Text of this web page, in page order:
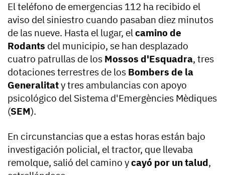
El teléfono de emergencias 112 ha recibido el
aviso del siniestro cuando pasaban diez minutos
de las nueve. Hasta el lugar, elcamino de
Rodants del municipio, se han desplazado
cuatro patrullas de los Mossos d'Esquadra, tres
dotaciones terrestres de los Bombers de la
Generalitaty tres ambulancias con apoyo
psicológico del Sistema d'Emergències Mèdiques
(SEM).
En circunstancias que a estas horas están bajo
investigación policial, el tractor, que llevaba
remolque, salió del camino ycayó por un talud,